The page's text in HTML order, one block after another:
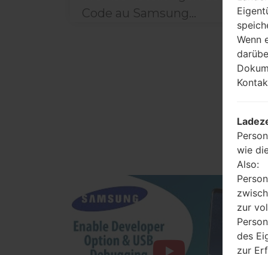
Code au Samsung...
Wenn
wie
Also:
zur
des
zur